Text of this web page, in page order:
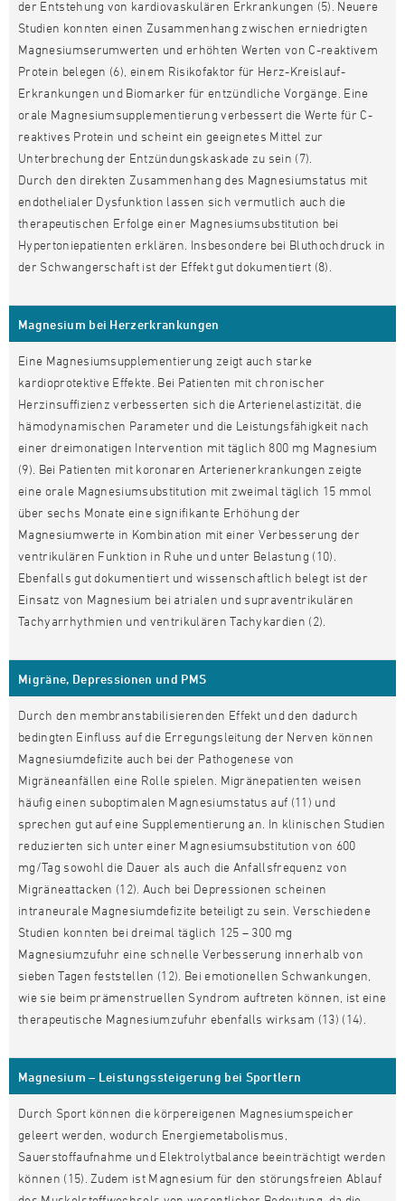
der Entstehung von kardiovaskulären Erkrankungen (5). Neuere
Studien konnten einen Zusammenhang zwischen erniedrigten
Magnesiumserumwerten und erhöhten Werten von C-reaktivem
Protein belegen (6), einem Risikofaktor für Herz-Kreislauf-
Erkrankungen und Biomarker für entzündliche Vorgänge. Eine
orale Magnesiumsupplementierung verbessert die Werte für C-
reaktives Protein und scheint ein geeignetes Mittel zur
Unterbrechung der Entzündungskaskade zu sein (7).
Durch den direkten Zusammenhang des Magnesiumstatus mit
endothelialer Dysfunktion lassen sich vermutlich auch die
therapeutischen Erfolge einer Magnesiumsubstitution bei
Hypertoniepatienten erklären. Insbesondere bei Bluthochdruck in
der Schwangerschaft ist der Effekt gut dokumentiert (8).
Magnesium bei Herzerkrankungen
Eine Magnesiumsupplementierung zeigt auch starke
kardioprotektive Effekte. Bei Patienten mit chronischer
Herzinsuffizienz verbesserten sich die Arterienelastizität, die
hämodynamischen Parameter und die Leistungsfähigkeit nach
einer dreimonatigen Intervention mit täglich 800 mg Magnesium
(9). Bei Patienten mit koronaren Arterienerkrankungen zeigte
eine orale Magnesiumsubstitution mit zweimal täglich 15 mmol
über sechs Monate eine signifikante Erhöhung der
Magnesiumwerte in Kombination mit einer Verbesserung der
ventrikulären Funktion in Ruhe und unter Belastung (10).
Ebenfalls gut dokumentiert und wissenschaftlich belegt ist der
Einsatz von Magnesium bei atrialen und supraventrikulären
Tachyarrhythmien und ventrikulären Tachykardien (2).
Migräne, Depressionen und PMS
Durch den membranstabilisierenden Effekt und den dadurch
bedingten Einfluss auf die Erregungsleitung der Nerven können
Magnesiumdefizite auch bei der Pathogenese von
Migräneanfällen eine Rolle spielen. Migränepatienten weisen
häufig einen suboptimalen Magnesiumstatus auf (11) und
sprechen gut auf eine Supplementierung an. In klinischen Studien
reduzierten sich unter einer Magnesiumsubstitution von 600
mg/Tag sowohl die Dauer als auch die Anfallsfrequenz von
Migräneattacken (12). Auch bei Depressionen scheinen
intraneurale Magnesiumdefizite beteiligt zu sein. Verschiedene
Studien konnten bei dreimal täglich 125 – 300 mg
Magnesiumzufuhr eine schnelle Verbesserung innerhalb von
sieben Tagen feststellen (12). Bei emotionellen Schwankungen,
wie sie beim prämenstruellen Syndrom auftreten können, ist eine
therapeutische Magnesiumzufuhr ebenfalls wirksam (13) (14).
Magnesium – Leistungssteigerung bei Sportlern
Durch Sport können die körpereigenen Magnesiumspeicher
geleert werden, wodurch Energiemetabolismus,
Sauerstoffaufnahme und Elektrolytbalance beeinträchtigt werden
können (15). Zudem ist Magnesium für den störungsfreien Ablauf